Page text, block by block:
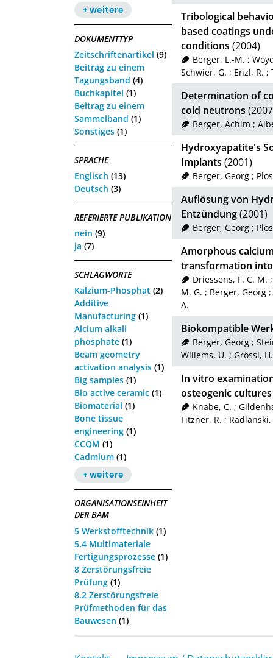
+ weitere
DOKUMENTTYP
Zeitschriftenartikel (9)
Beitrag zu einem
Tagungsband (4)
Buchkapitel (1)
Beitrag zu einem
Sammelband (1)
Sonstiges (1)
SPRACHE
Englisch (13)
Deutsch (3)
REFERIERTE PUBLIKATION
nein (9)
ja (7)
SCHLAGWORTE
Kalzium-Phosphat (2)
Additive
Manufacturing (1)
Alcium alkali
phosphate (1)
Beam geometry
activation analysis (1)
Big samples (1)
Bio active ceramic (1)
Biomaterial (1)
Bone tissue
engineering (1)
CCQM (1)
Cadmium (1)
+ weitere
ORGANISATIONSEINHEIT
DER BAM
5 Werkstofftechnik (1)
5.4 Multimateriale
Fertigungsprozesse (1)
8 Zerstörungsfreie
Prüfung (1)
8.2 Zerstörungsfreie
Prüfmethoden für das
Bauwesen (1)
Tribological
based coatings
conditions (2004)
Berger, L.-M. ;
Schwier, G. ; Enzl, R. ;
Determination of
cold neutrons
Berger, Achim ;
Hydroxyapatite's
Implants (2001)
Berger, Georg;
Auflösung von
Entzündung(2001)
Berger, Georg;
Amorphous
transformation
Driessens, F. C. M.
M. G. ; Berger, Georg ;
A.
Biokompatible
Berger, Georg;
Willems, U. ; Grössl, H.
In vitro
osteogenic cultures
Knabe, C. ;
Fitzner, R. ; Radlanski,